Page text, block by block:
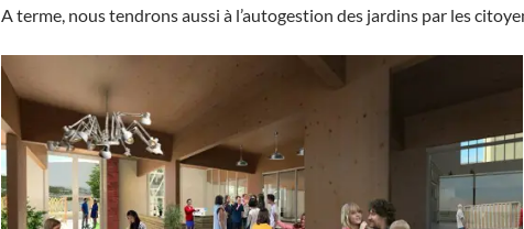
A terme, nous tendrons aussi à l’autogestion des jardins par les